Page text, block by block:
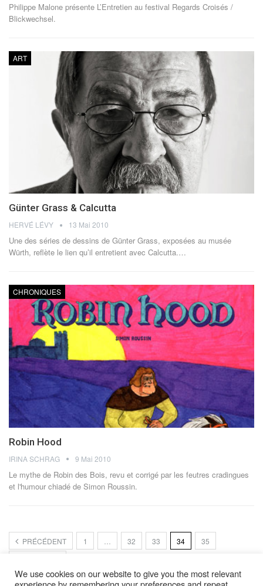
Philippe Malone présente L’Entretien au festival Regards Croisés /
Blickwechsel.
ART
Günter Grass & Calcutta
HERVÉ LÉVY 13 Mai 2010
Une des séries de dessins de Günter Grass, exposées au musée
Würth, reflète le lien qu’il entretient avec Calcutta.…
CHRONIQUES
Robin Hood
IRINA SCHRAG 9 Mai 2010
Le mythe de Robin des Bois, revu et corrigé par les feutres cradingues
et l'humour chiadé de Simon Roussin.
PRÉCÉDENT 1 32 33 34
35
We use cookies on our website to give you the most relevant